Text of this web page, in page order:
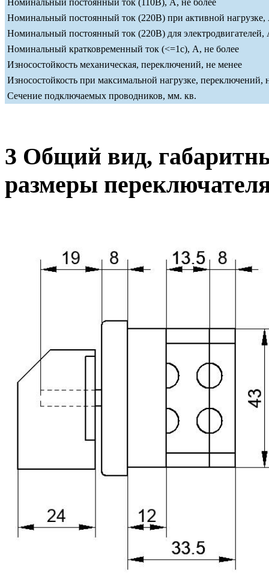
Номинальный постоянный ток (110В), А, не более
Номинальный постоянный ток (220В) при активной нагрузке,
Номинальный постоянный ток (220В) для электродвигателей,
Номинальный кратковременный ток (<=1c), А, не более
Износостойкость механическая, переключений, не менее
Износостойкость при максимальной нагрузке, переключений,
Сечение подключаемых проводников, мм. кв.
3 Общий вид,
размеры